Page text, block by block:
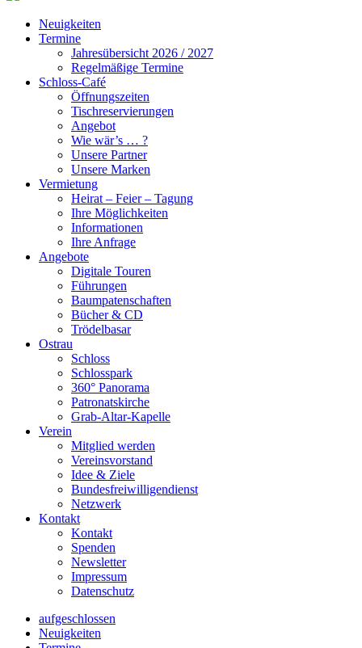
Neuigkeiten
Termine
Jahresübersicht 2026 / 2027
Regelmäßige Termine
Schloss-Café
Öffnungszeiten
Tischreservierungen
Angebot
Wie wär’s … ?
Unsere Partner
Unsere Marken
Vermietung
Heirat – Feier – Tagung
Ihre Möglichkeiten
Informationen
Ihre Anfrage
Angebote
Digitale Touren
Führungen
Baumpatenschaften
Bücher & CD
Trödelbasar
Ostrau
Schloss
Schlosspark
360° Panorama
Patronatskirche
Grab-Altar-Kapelle
Verein
Mitglied werden
Vereinsvorstand
Idee & Ziele
Bundesfreiwilligendienst
Netzwerk
Kontakt
Kontakt
Spenden
Newsletter
Impressum
Datenschutz
aufgeschlossen
Neuigkeiten